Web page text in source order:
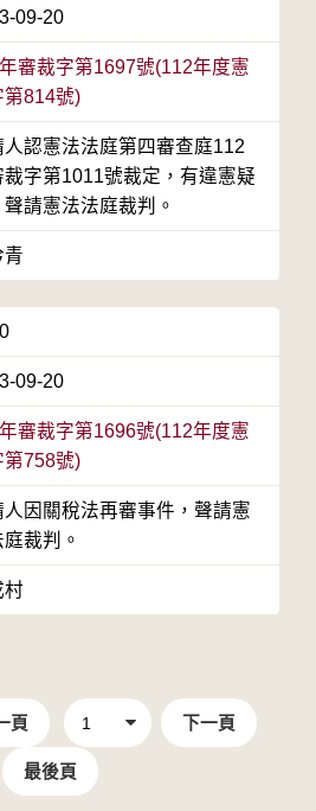
09-20
審裁字第1697號(112年度憲
第814號)
人認憲法法庭第四審查庭112
裁字第1011號裁定，有違憲疑
聲請憲法法庭裁判。
青
09-20
審裁字第1696號(112年度憲
第758號)
人因關稅法再審事件，聲請憲
裁判。
村
頁 下一頁
最後頁